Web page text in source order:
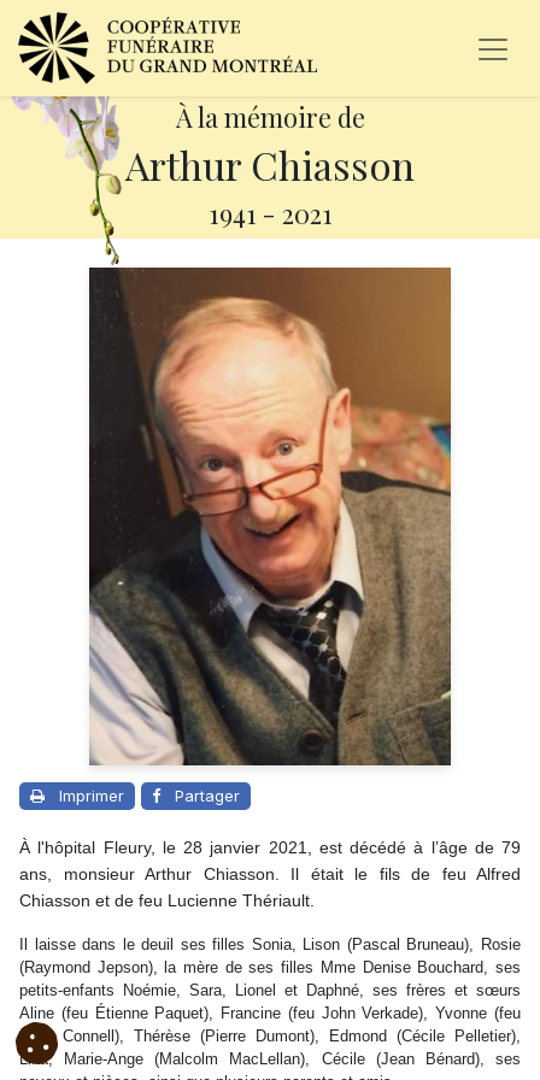
À la mémoire de
Arthur Chiasson
1941 - 2021
Imprimer Partager
À l'hôpital Fleury, le 28 janvier 2021, est décédé à l’âge de 79
ans, monsieur Arthur Chiasson. Il était le fils de feu Alfred
Chiasson et de feu Lucienne Thériault.
Il laisse dans le deuil ses filles Sonia, Lison (Pascal Bruneau), Rosie
(Raymond Jepson), la mère de ses filles Mme Denise Bouchard, ses
petits-enfants Noémie, Sara, Lionel et Daphné, ses frères et sœurs
Aline (feu Étienne Paquet), Francine (feu John Verkade), Yvonne (feu
John Connell), Thérèse (Pierre Dumont), Edmond (Cécile Pelletier),
Lina, Marie-Ange (Malcolm MacLellan), Cécile (Jean Bénard), ses